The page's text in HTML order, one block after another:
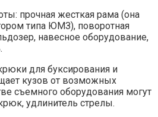
прочная жесткая рама (она
типа ЮМЗ), поворотная
навесное оборудование,
для буксирования и
кузов от возможных
съемного оборудования могут
удлинитель стрелы.